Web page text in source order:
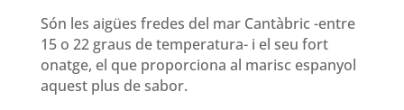
Són les aigües fredes del mar Cantàbric -entre
15 o 22 graus de temperatura- i el seu fort
onatge, el que proporciona al marisc espanyol
aquest plus de sabor.